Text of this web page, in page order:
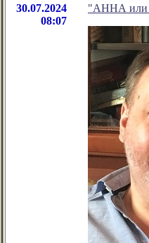
30.07.2024
08:07
"АННА или